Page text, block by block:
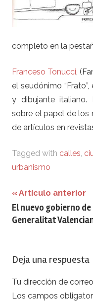
completo en la
Franceso Tonucci,
el seudónimo
y dibujante italiano.
sobre el papel de los
de artículos en
Tagged with calles,
urbanismo
Navegación
de
Artículo anterior
El nuevo gobierno
Generalitat
Deja una respuesta
Tu dirección de
Los campos